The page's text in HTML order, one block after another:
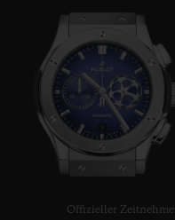
Offizieller